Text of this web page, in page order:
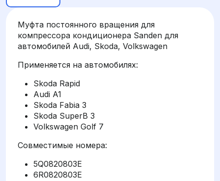
Муфта постоянного вращения для
компрессора кондиционера Sanden для
автомобилей Audi, Skoda, Volkswagen
Применяется на автомобилях:
Skoda Rapid
Audi A1
Skoda Fabia 3
Skoda SuperB 3
Volkswagen Golf 7
Совместимые номера:
5Q0820803E
6R0820803E